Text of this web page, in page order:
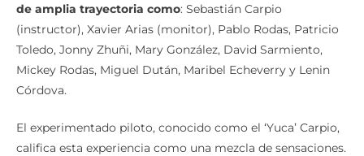
de amplia trayectoria como: Sebastián Carpio
(instructor), Xavier Arias (monitor), Pablo Rodas, Patricio
Toledo, Jonny Zhuñi, Mary González, David Sarmiento,
Mickey Rodas, Miguel Dután, Maribel Echeverry y Lenin
Córdova.
El experimentado piloto, conocido como el ‘Yuca’ Carpio,
califica esta experiencia como una mezcla de sensaciones.